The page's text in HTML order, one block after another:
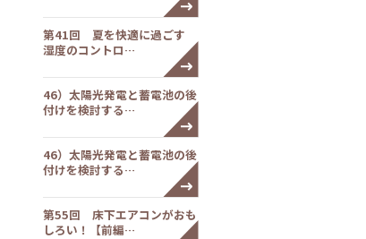
第41回 夏を快適に過ごす
湿度のコントロ…
46）太陽光発電と蓄電池の後
付けを検討する…
46）太陽光発電と蓄電池の後
付けを検討する…
第55回 床下エアコンがおも
しろい！【前編…